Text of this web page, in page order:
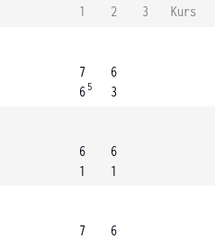
1 2 3
Kurs
7
6 5
6
3
6
1
6
1
7
6